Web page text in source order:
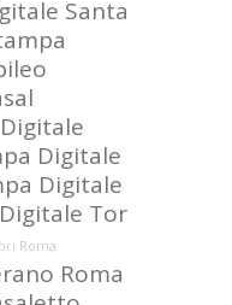
Santa
Digitale
Digitale
Tor
Roma
Roma